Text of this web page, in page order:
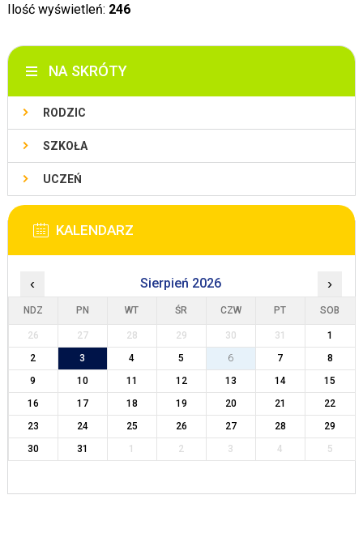
Ilość wyświetleń: 246
NA SKRÓTY
RODZIC
SZKOŁA
UCZEŃ
KALENDARZ
‹ Sierpień 2026 ›
NDZ PN WT ŚR CZW PT SOB
26 27 28 29 30 31
1
2
3 4 5 6 7
8
9
10 11 12 13 14
15
16
17 18 19 20 21
22
23
24 25 26 27 28
29
30
31 1 2 3 4 5